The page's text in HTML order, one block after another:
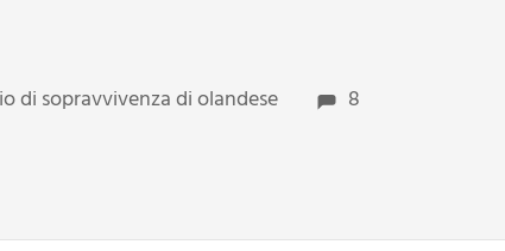
di sopravvivenza di olandese
8